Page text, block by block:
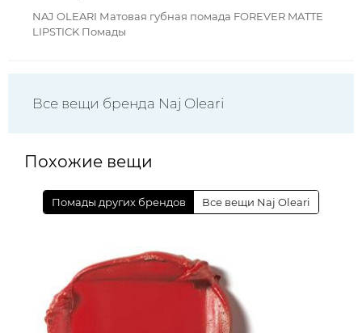
NAJ OLEARI Матовая губная помада FOREVER MATTE
LIPSTICK Помады
Все вещи бренда Naj Oleari
Похожие вещи
Помады других брендов Все вещи Naj Oleari